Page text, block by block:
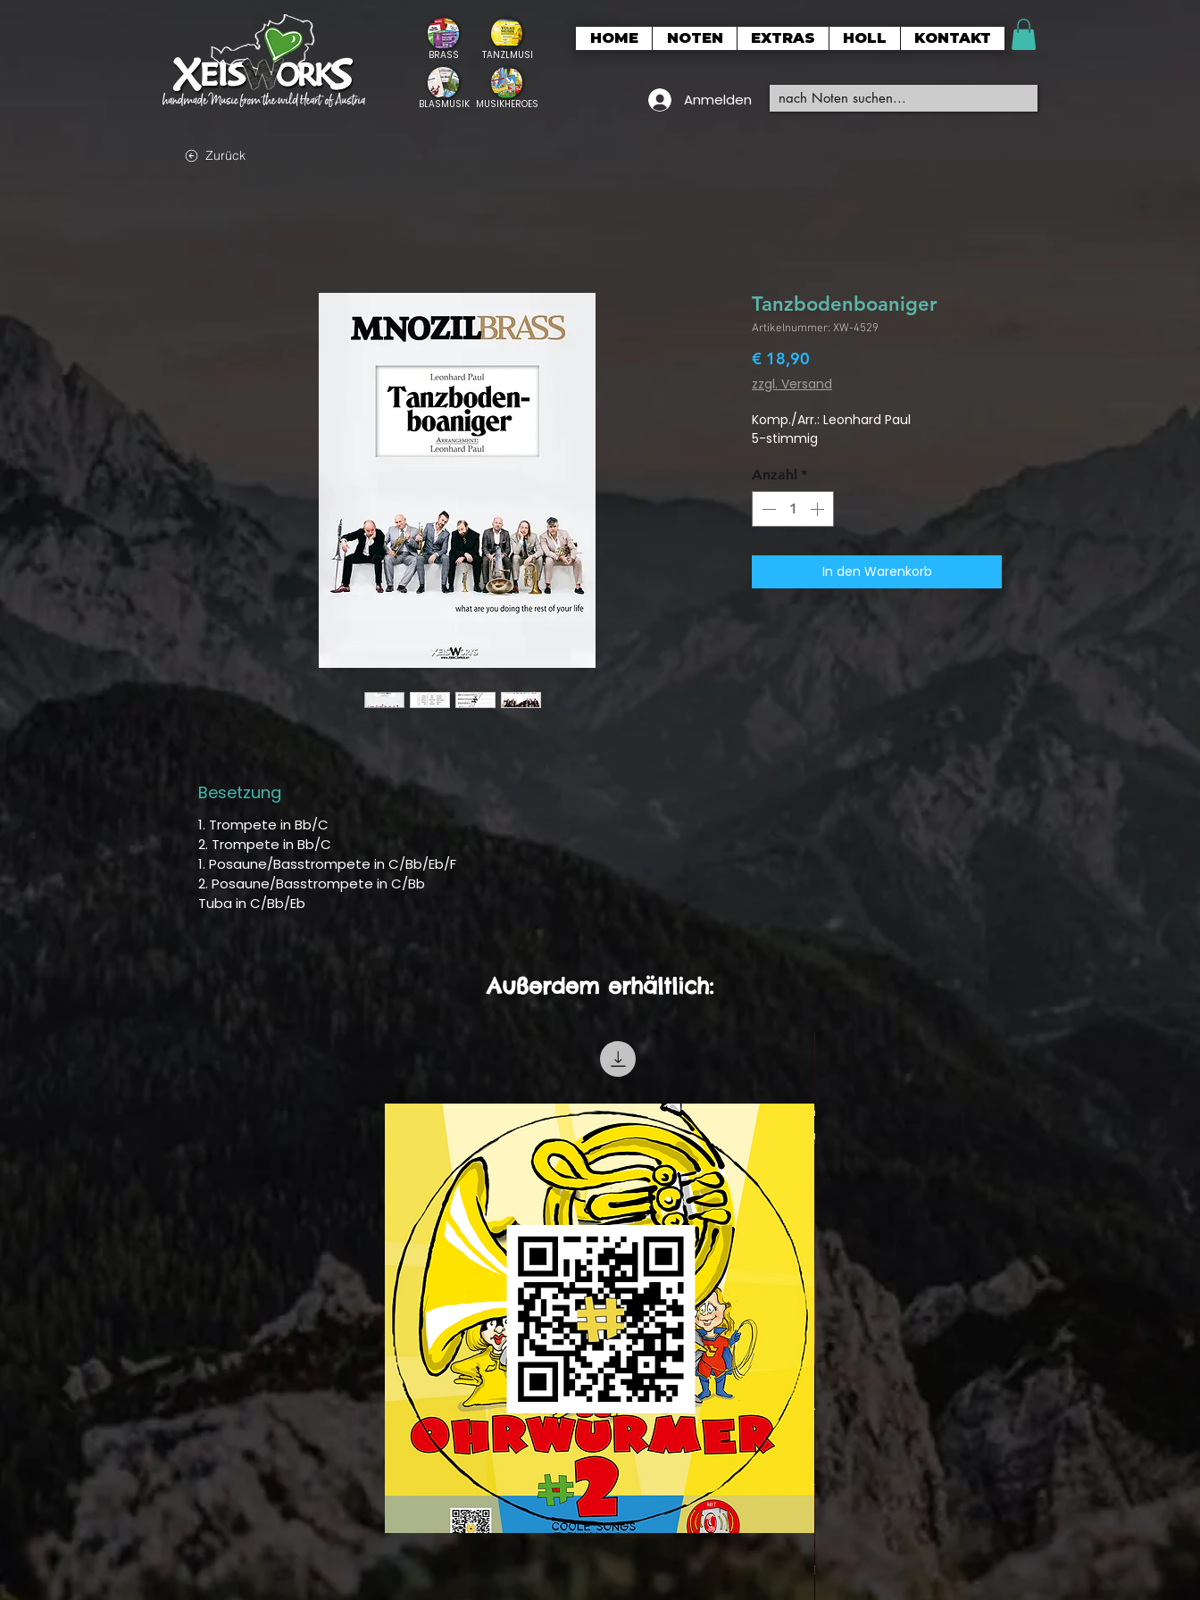
BRASS
BLASMUSIK
TANZLMUSI
MUSIKHEROES
HOME NOTEN EXTRAS HOLL KONTAKT
Anmelden
Zurück
Tanzbodenboaniger
Artikelnummer: XW-4529
€ 18,90
zzgl. Versand
Komp./Arr.: Leonhard Paul
5-stimmig
Anzahl *
In den Warenkorb
Besetzung
1. Trompete in Bb/C
2. Trompete in Bb/C
1. Posaune/Basstrompete in C/Bb/Eb/F
2. Posaune/Basstrompete in C/Bb
Tuba in C/Bb/Eb
Außerdem erhältlich: